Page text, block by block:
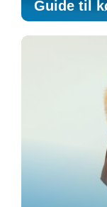
Guide til